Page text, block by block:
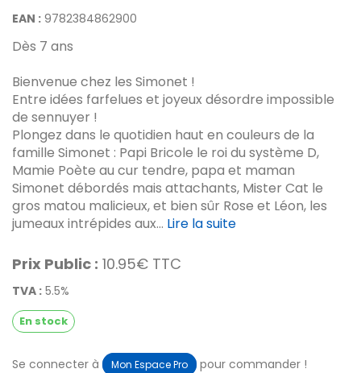
EAN : 9782384862900
Dès 7 ans
Bienvenue chez les Simonet !
Entre idées farfelues et joyeux désordre impossible
de sennuyer !
Plongez dans le quotidien haut en couleurs de la
famille Simonet : Papi Bricole le roi du système D,
Mamie Poète au cur tendre, papa et maman
Simonet débordés mais attachants, Mister Cat le
gros matou malicieux, et bien sûr Rose et Léon, les
jumeaux intrépides aux... Lire la suite
Prix Public : 10.95€ TTC
TVA : 5.5%
En stock
Se connecter à Mon Espace Pro pour commander !